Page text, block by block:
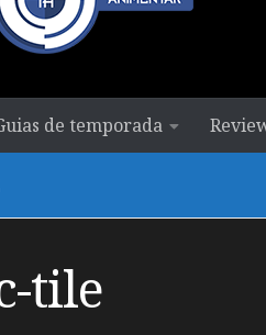
de temporada
tile